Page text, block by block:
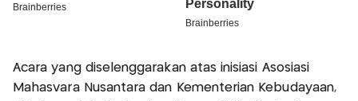
Acara yang diselenggarakan atas inisiasi Asosiasi
Mahasvara Nusantara dan Kementerian Kebudayaan,